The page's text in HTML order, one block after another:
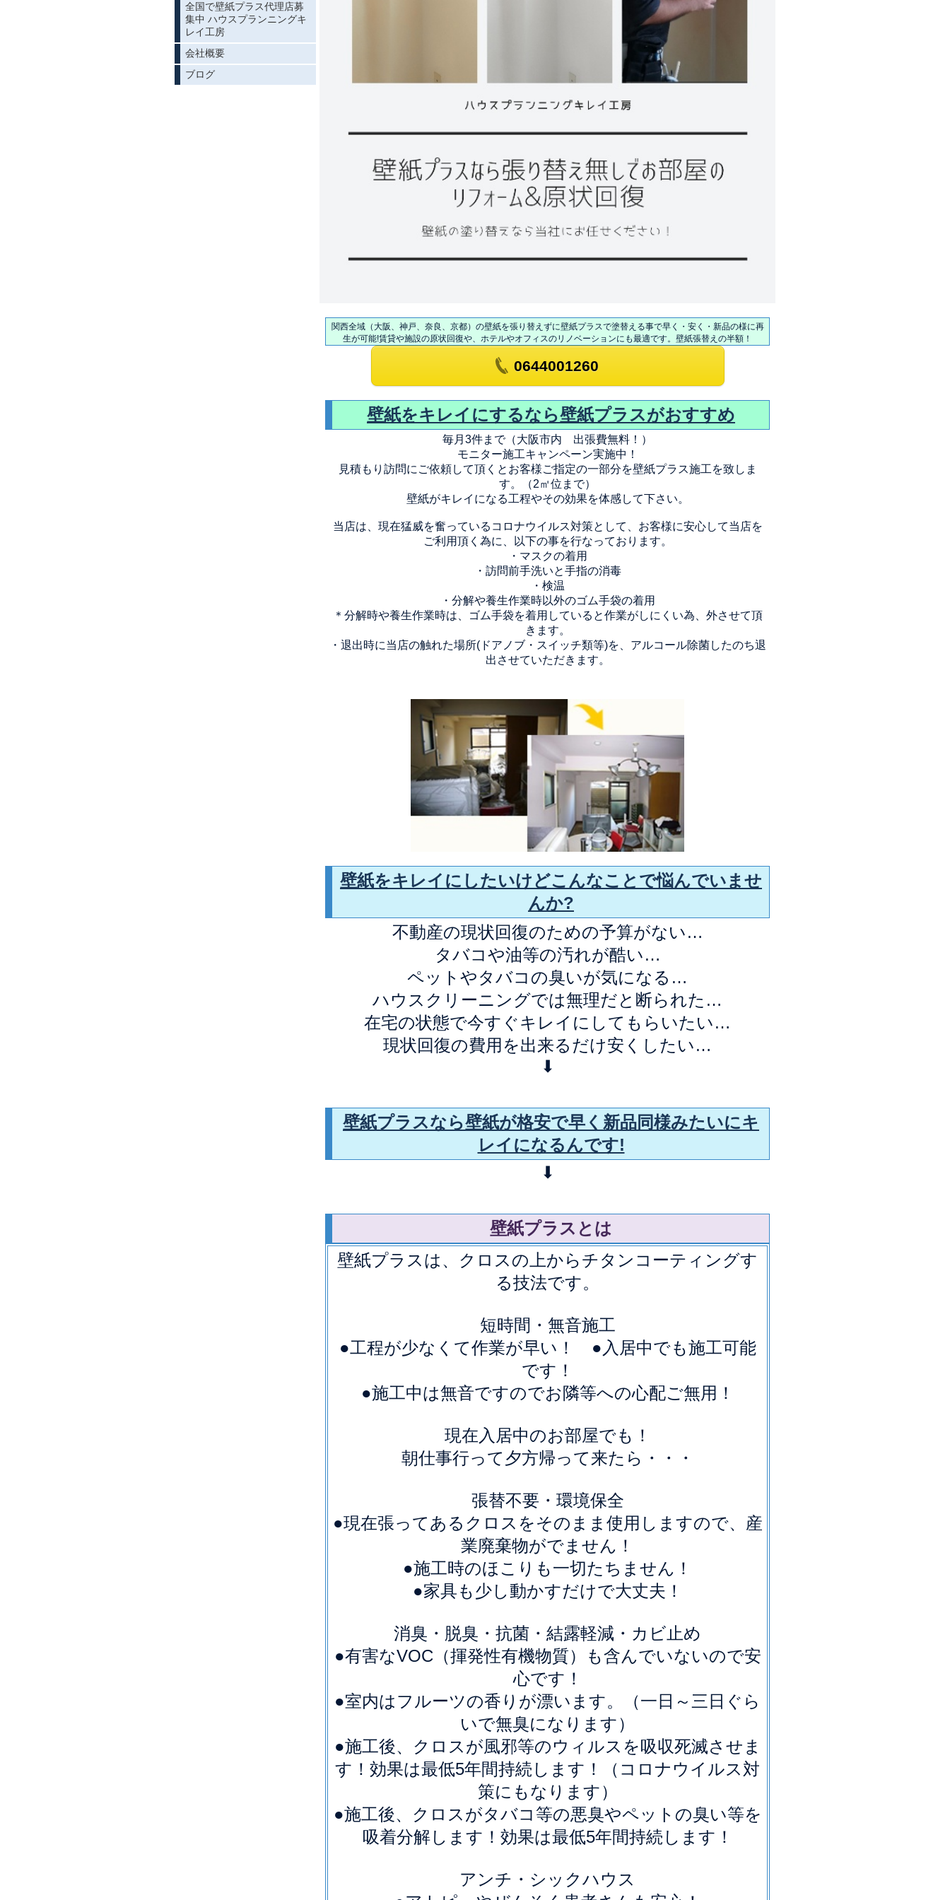
関西全域（大阪、神戸、奈良、京都）の壁紙を張り替えずに壁紙プラスで塗替える事で早く・安く・新品の様に再
生が可能!賃貸や施設の原状回復や、ホテルやオフィスのリノベーションにも最適です。壁紙張替えの半額！
0644001260
壁紙をキレイにするなら壁紙プラスがおすすめ
毎月3件まで（大阪市内 出張費無料！）
モニター施工キャンペーン実施中！
見積もり訪問にご依頼して頂くとお客様ご指定の一部分を壁紙プラス施工を致しま
す。（2㎡位まで）
壁紙がキレイになる工程やその効果を体感して下さい。
当店は、現在猛威を奮っているコロナウイルス対策として、お客様に安心して当店を
ご利用頂く為に、以下の事を行なっております。
・マスクの着用
・訪問前手洗いと手指の消毒
・検温
・分解や養生作業時以外のゴム手袋の着用
＊分解時や養生作業時は、ゴム手袋を着用していると作業がしにくい為、外させて頂
きます。
・退出時に当店の触れた場所(ドアノブ・スイッチ類等)を、アルコール除菌したのち退
出させていただきます。
壁紙をキレイにしたいけどこんなことで悩んでいませ
んか?
不動産の現状回復のための予算がない…
タバコや油等の汚れが酷い…
ペットやタバコの臭いが気になる…
ハウスクリーニングでは無理だと断られた…
在宅の状態で今すぐキレイにしてもらいたい…
現状回復の費用を出来るだけ安くしたい…
⬇
壁紙プラスなら壁紙が格安で早く新品同様みたいにキ
レイになるんです!
⬇
壁紙プラスとは
壁紙プラスは、クロスの上からチタンコーティングす
る技法です。
短時間・無音施工
●工程が少なくて作業が早い！ ●入居中でも施工可能
です！
●施工中は無音ですのでお隣等への心配ご無用！
現在入居中のお部屋でも！
朝仕事行って夕方帰って来たら・・・
張替不要・環境保全
●現在張ってあるクロスをそのまま使用しますので、産
業廃棄物がでません！
●施工時のほこりも一切たちません！
●家具も少し動かすだけで大丈夫！
消臭・脱臭・抗菌・結露軽減・カビ止め
●有害なVOC（揮発性有機物質）も含んでいないので安
心です！
●室内はフルーツの香りが漂います。（一日～三日ぐら
いで無臭になります）
●施工後、クロスが風邪等のウィルスを吸収死滅させま
す！効果は最低5年間持続します！（コロナウイルス対
策にもなります）
●施工後、クロスがタバコ等の悪臭やペットの臭い等を
吸着分解します！効果は最低5年間持続します！
アンチ・シックハウス
全国で壁紙プラス代理店募
集中 ハウスプランニングキ
レイ工房
会社概要
ブログ